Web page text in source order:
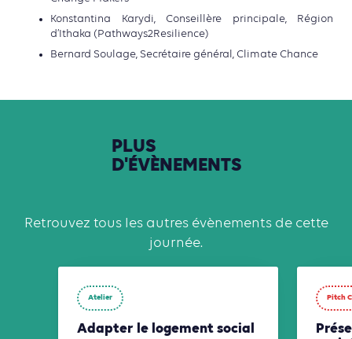
Konstantina Karydi, Conseillère principale, Région
d’Ithaka (Pathways2Resilience)
Bernard Soulage, Secrétaire général, Climate Chance
PLUS
D'ÉVÈNEMENTS
Retrouvez tous les autres évènements de cette
journée.
Atelier
Adapter le logement social
Pitch